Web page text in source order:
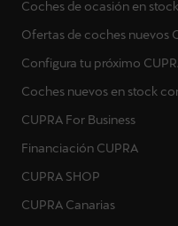
Serbia
Suecia
Eslovaquia
Ucrania
Coches de ocasión en stock
Ofertas de coches nuevos
Configura tu próximo
Coches nuevos en stock
CUPRA For Business
Financiación CUPRA
CUPRA SHOP
CUPRA Canarias